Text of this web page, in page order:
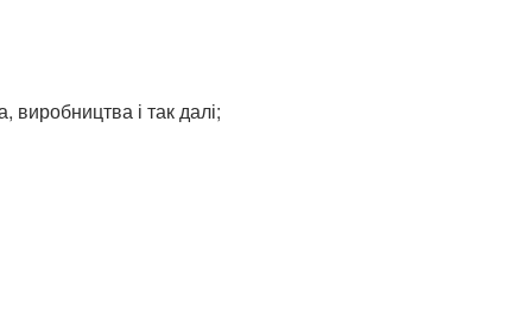
виробництва і так далі;